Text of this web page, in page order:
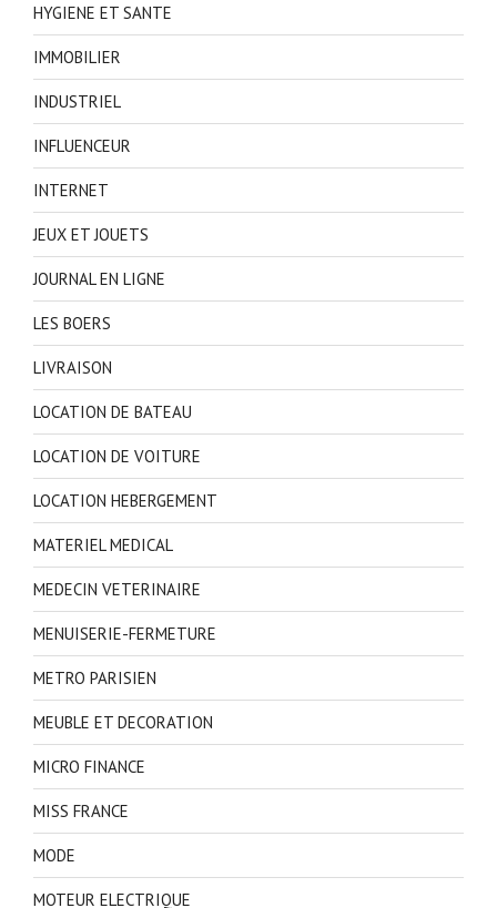
HYGIENE ET SANTE
IMMOBILIER
INDUSTRIEL
INFLUENCEUR
INTERNET
JEUX ET JOUETS
JOURNAL EN LIGNE
LES BOERS
LIVRAISON
LOCATION DE BATEAU
LOCATION DE VOITURE
LOCATION HEBERGEMENT
MATERIEL MEDICAL
MEDECIN VETERINAIRE
MENUISERIE-FERMETURE
METRO PARISIEN
MEUBLE ET DECORATION
MICRO FINANCE
MISS FRANCE
MODE
MOTEUR ELECTRIQUE